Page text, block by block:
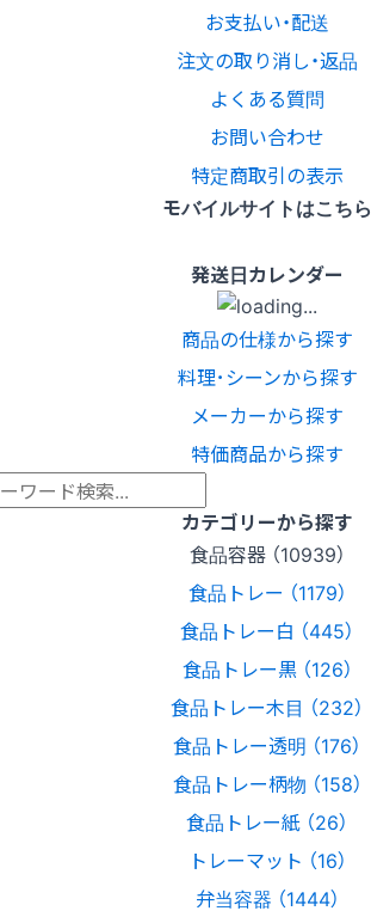
お支払い・配送
注文の取り消し・返品
よくある質問
お問い合わせ
特定商取引の表示
モバイルサイトはこちら
発送日カレンダー
商品の仕様から探す
料理･シーンから探す
メーカーから探す
特価商品から探す
カテゴリーから探す
食品容器 （10939）
食品トレー （1179）
食品トレー白 （445）
食品トレー黒 （126）
食品トレー木目 （232）
食品トレー透明 （176）
食品トレー柄物 （158）
食品トレー紙 （26）
トレーマット （16）
弁当容器 （1444）